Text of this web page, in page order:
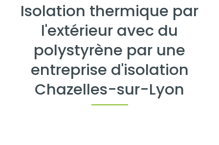
Isolation thermique par
l'extérieur avec du
polystyrène par une
entreprise d'isolation
Chazelles-sur-Lyon